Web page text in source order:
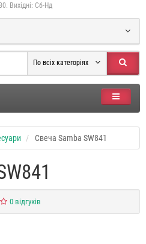
Вихідні: Сб-Нд
По всіх категоріях
Свеча Samba SW841
0 відгуків